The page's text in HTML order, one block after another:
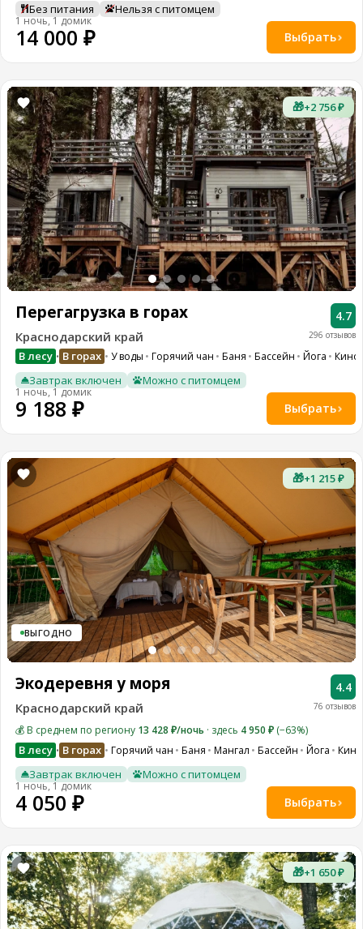
Без питания Нельзя с питомцем
1 ночь, 1 домик
14 000 ₽ Выбрать
🎁+2 756 ₽
296 отзывов
4.7
Перегагрузка в горах
Краснодарский край
В лесу • В горах У воды Горячий чан Баня Бассейн Йога
Завтрак включен Можно с питомцем
1 ночь, 1 домик
9 188 ₽ Выбрать
🎁+1 215 ₽
ВЫГОДНО
76 отзывов
4.4
Экодеревня у моря
Краснодарский край
💰 В среднем по региону 13 428 ₽/ночь · здесь 4 950 ₽ (−63%)
В лесу • В горах Горячий чан Баня Мангал Бассейн Йога
Завтрак включен Можно с питомцем
1 ночь, 1 домик
4 050 ₽ Выбрать
🎁+1 650 ₽